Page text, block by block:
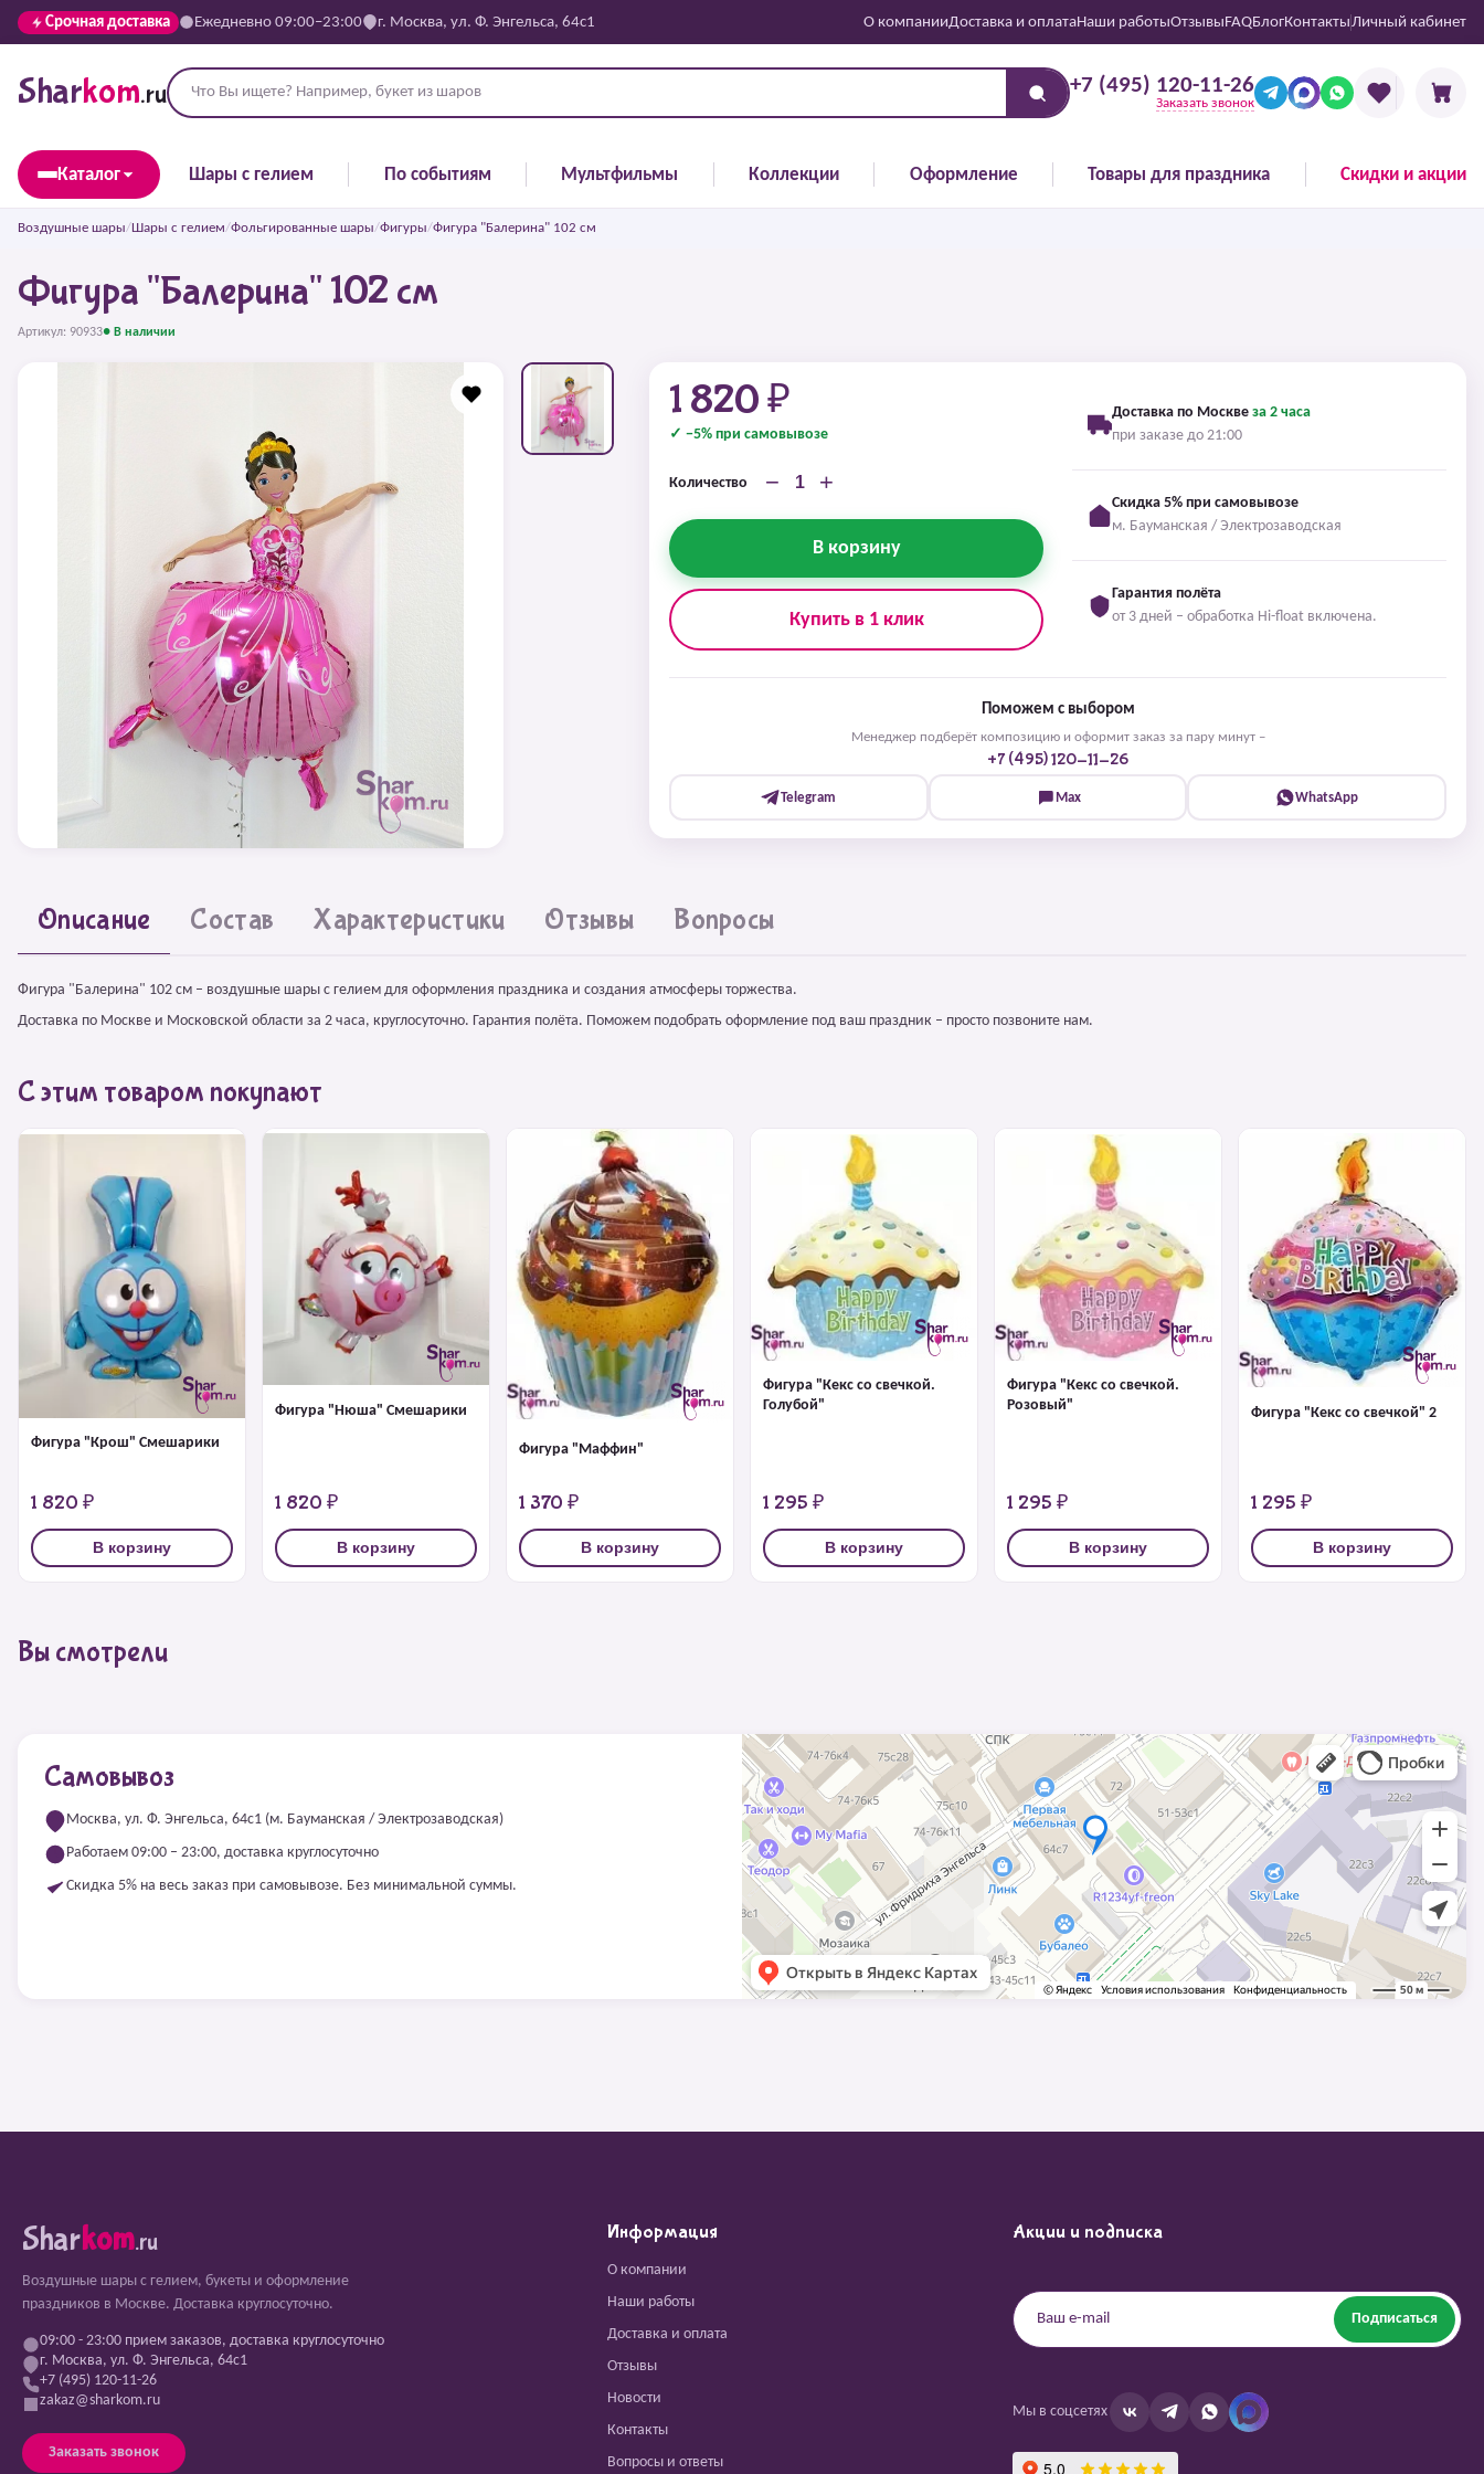
Срочная доставка Ежедневно 09:00–23:00 г. Москва, ул. Ф. Энгельса, 64с1 О компанииДоставка и оплатаНаши работыОтзывыFAQБлогКонтактыЛичный кабинет
Sharkom.ru +7 (495) 120-11-26
Заказать звонок
Каталог Шары с гелием По событиям Мультфильмы Коллекции Оформление Товары для праздника Скидки и акции
Воздушные шары/Шары с гелием/Фольгированные шары/Фигуры/Фигура "Балерина" 102 см
Фигура "Балерина" 102 см
Артикул: 90933● В наличии
1 820 ₽
✓ −5% при самовывозе
Количество − +
В корзину
Купить в 1 клик
Доставка по Москве за 2 часа
при заказе до 21:00
Скидка 5% при самовывозе
м. Бауманская / Электрозаводская
Гарантия полёта
от 3 дней – обработка Hi-float включена.
Поможем с выбором
Менеджер подберёт композицию и оформит заказ за пару минут –
+7 (495) 120-11-26
Telegram Max WhatsApp
Описание Состав Характеристики Отзывы Вопросы
Фигура "Балерина" 102 см – воздушные шары с гелием для оформления праздника и создания атмосферы торжества.
Доставка по Москве и Московской области за 2 часа, круглосуточно. Гарантия полёта. Поможем подобрать оформление под ваш праздник – просто позвоните нам.
С этим товаром покупают
Фигура "Крош" Смешарики
1 820 ₽
В корзину
Фигура "Нюша" Смешарики
1 820 ₽
В корзину
Фигура "Маффин"
1 370 ₽
В корзину
Фигура "Кекс со свечкой.
Голубой"
1 295 ₽
В корзину
Фигура "Кекс со свечкой.
Розовый"
1 295 ₽
В корзину
Фигура "Кекс со свечкой" 2
1 295 ₽
В корзину
Вы смотрели
Самовывоз
Москва, ул. Ф. Энгельса, 64с1 (м. Бауманская / Электрозаводская)
Работаем 09:00 – 23:00, доставка круглосуточно
Скидка 5% на весь заказ при самовывозе. Без минимальной суммы.
Sharkom.ru
Воздушные шары с гелием, букеты и оформление
праздников в Москве. Доставка круглосуточно.
09:00 - 23:00 прием заказов, доставка круглосуточно
г. Москва, ул. Ф. Энгельса, 64с1
+7 (495) 120-11-26
zakaz@sharkom.ru
Заказать звонок
Информация
О компании
Наши работы
Доставка и оплата
Отзывы
Новости
Контакты
Вопросы и ответы
Акции и подписка
Подписаться
Мы в соцсетях